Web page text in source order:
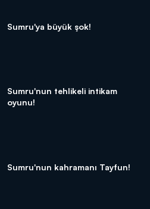
Sumru'ya büyük şok!
Sumru'nun tehlikeli intikam
oyunu!
Sumru'nun kahramanı Tayfun!